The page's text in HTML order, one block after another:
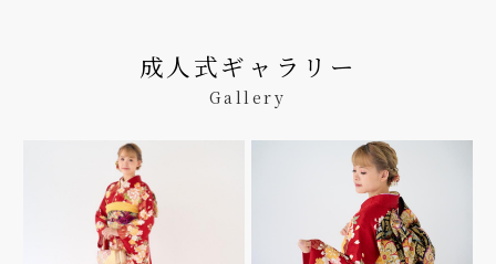
成人式ギャラリー
Gallery